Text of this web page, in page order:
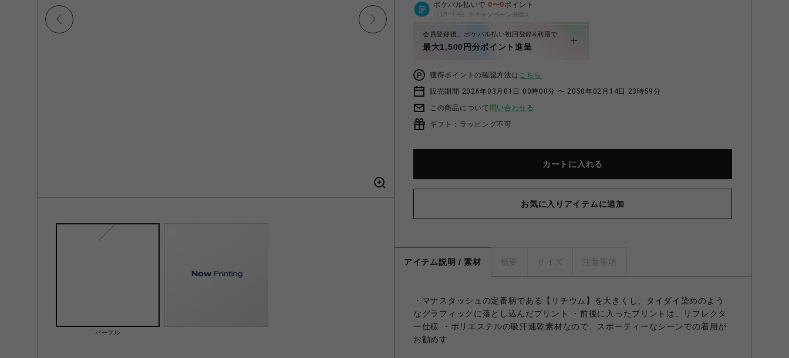
パープル
ポケパル払いで 0〜0ポイント
（1P=1円）※キャンペーン分除く
会員登録後、ポケパル払い初回登録&利用で
最大1,500円分ポイント進呈
獲得ポイントの確認方法はこちら
販売期間 2026年03月01日 00時00分 〜 2050年02月14日 23時59分
この商品について 問い合わせる
ギフト：ラッピング不可
カートに入れる
お気に入りアイテムに追加
アイテム説明 / 素材 概要 サイズ 注意事項
・マナスタッシュの定番柄である【リチウム】を大きくし、タイダイ染めのよう
なグラフィックに落とし込んだプリント ・前後に入ったプリントは、リフレクタ
ー仕様 ・ポリエステルの吸汗速乾素材なので、スポーティーなシーンでの着用が
お勧めす